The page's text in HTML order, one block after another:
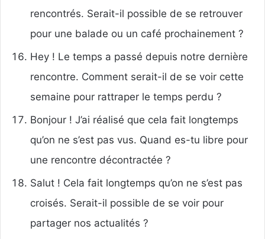
rencontrés. Serait-il possible de se retrouver
pour une balade ou un café prochainement ?
Hey ! Le temps a passé depuis notre dernière
rencontre. Comment serait-il de se voir cette
semaine pour rattraper le temps perdu ?
Bonjour ! J’ai réalisé que cela fait longtemps
qu’on ne s’est pas vus. Quand es-tu libre pour
une rencontre décontractée ?
Salut ! Cela fait longtemps qu’on ne s’est pas
croisés. Serait-il possible de se voir pour
partager nos actualités ?